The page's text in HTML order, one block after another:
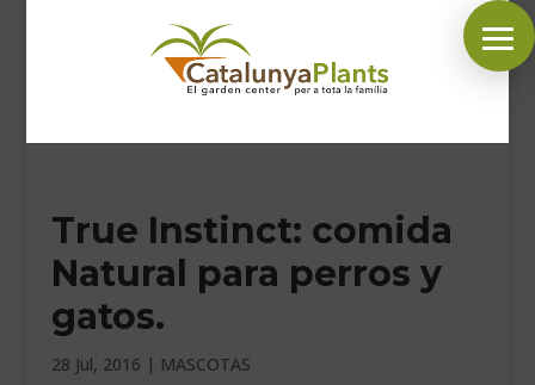
SÍGUENOS EN:
INICIO
PLANTAS
COMPLEMENTOS JARDÍN
True Instinct: comida
Natural para perros y
gatos.
28 Jul, 2016 | MASCOTAS